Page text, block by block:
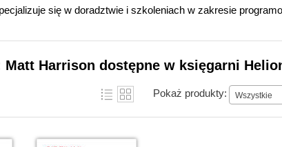
się w doradztwie i szkoleniach w zakresie
Matt Harrison dostępne w księgarni
Pokaż produkty: Wszystkie